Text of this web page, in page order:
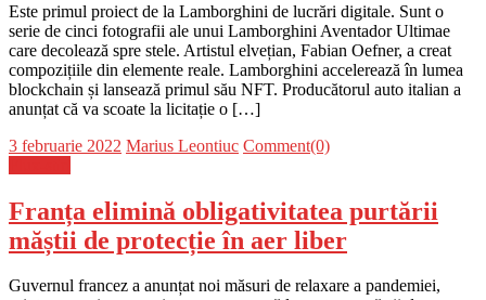
Este primul proiect de la Lamborghini de lucrări digitale. Sunt o
serie de cinci fotografii ale unui Lamborghini Aventador Ultimae
care decolează spre stele. Artistul elvețian, Fabian Oefner, a creat
compozițiile din elemente reale. Lamborghini accelerează în lumea
blockchain și lansează primul său NFT. Producătorul auto italian a
anunțat că va scoate la licitație o […]
Posted
3 februarie 2022 Author
Marius Leontiuc Comment(0)
Franța elimină obligativitatea purtării
măștii de protecție în aer liber
Guvernul francez a anunțat noi măsuri de relaxare a pandemiei,